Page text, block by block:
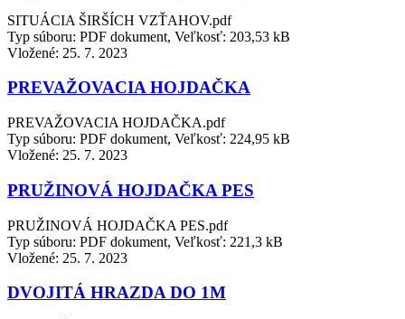
SITUÁCIA ŠIRŠÍCH VZŤAHOV.pdf
Typ súboru: PDF dokument, Veľkosť: 203,53 kB
Vložené: 25. 7. 2023
PREVAŽOVACIA HOJDAČKA
PREVAŽOVACIA HOJDAČKA.pdf
Typ súboru: PDF dokument, Veľkosť: 224,95 kB
Vložené: 25. 7. 2023
PRUŽINOVÁ HOJDAČKA PES
PRUŽINOVÁ HOJDAČKA PES.pdf
Typ súboru: PDF dokument, Veľkosť: 221,3 kB
Vložené: 25. 7. 2023
DVOJITÁ HRAZDA DO 1M